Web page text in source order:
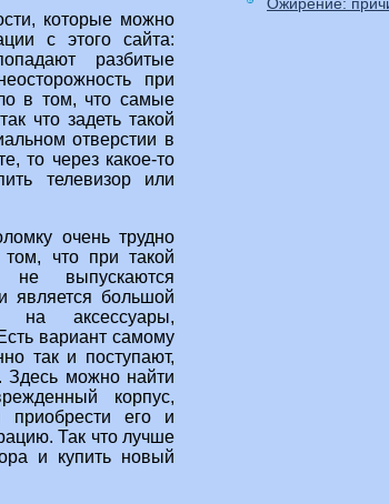
которые можно
с этого сайта:
разбитые
при
в том, что самые
что задеть такой
отверстии в
то через какое-то
телевизор или
очень трудно
что при такой
не выпускаются
является большой
на аксессуары,
вариант самому
так и поступают,
Здесь можно найти
корпус,
приобрести его и
Так что лучше
и купить новый